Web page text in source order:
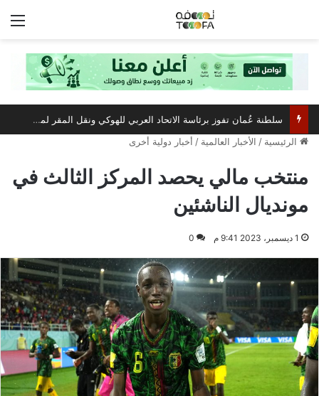
الرئيسية / الأخبار العالمية / أخبار دولية أخرى
منتخب مالي يحصد المركز الثالث في
مونديال الناشئين
1 ديسمبر، 2023 9:41 م 0